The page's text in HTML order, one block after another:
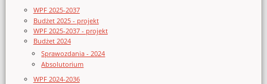
WPF 2025-2037
Budżet 2025 - projekt
WPF 2025-2037 - projekt
Budżet 2024
Sprawozdania - 2024
Absolutorium
WPF 2024-2036